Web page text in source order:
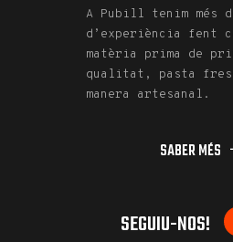
A Pubill tenim més
d’experiència fent
matèria prima de
qualitat, pasta
manera artesanal.
SABER MÉS
SEGUIU-NOS!